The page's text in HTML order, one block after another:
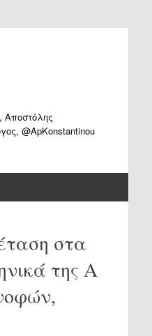
Αποστόλης
@ApKonstantinou
στα
της Α